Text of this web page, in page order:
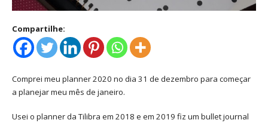
Compartilhe:
Comprei meu planner 2020 no dia 31 de dezembro para começar
a planejar meu mês de janeiro.
Usei o planner da Tilibra em 2018 e em 2019 fiz um bullet journal